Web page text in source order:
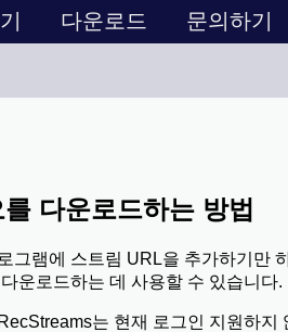
다운로드 문의하기
다운로드하는 방법
그램에 스트림 URL을 추가하기만
운로드하는 데 사용할 수 있습니다.
는 현재 로그인 지원하지